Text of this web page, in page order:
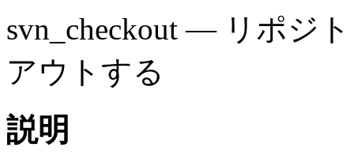
svn_checkout — リポジ
アウトする
説明